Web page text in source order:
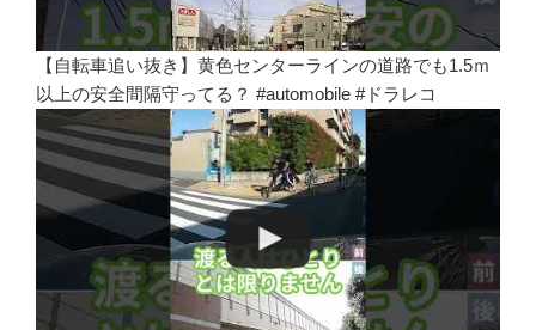
【自転車追い抜き】黄色センターラインの道路でも1.5ｍ
以上の安全間隔守ってる？ #automobile #ドラレコ